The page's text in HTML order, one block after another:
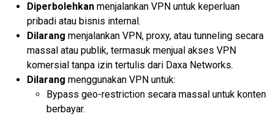
Diperbolehkan menjalankan VPN untuk keperluan
pribadi atau bisnis internal.
Dilarang menjalankan VPN, proxy, atau tunneling secara
massal atau publik, termasuk menjual akses VPN
komersial tanpa izin tertulis dari Daxa Networks.
Dilarang menggunakan VPN untuk:
Bypass geo-restriction secara massal untuk konten
berbayar.